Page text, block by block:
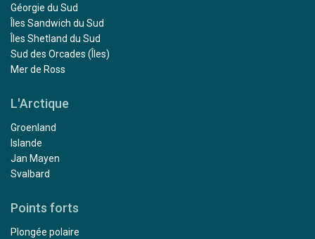
Géorgie du Sud
Îles Sandwich du Sud
Îles Shetland du Sud
Sud des Orcades (Îles)
Mer de Ross
L'Arctique
Groenland
Islande
Jan Mayen
Svalbard
Points forts
Plongée polaire